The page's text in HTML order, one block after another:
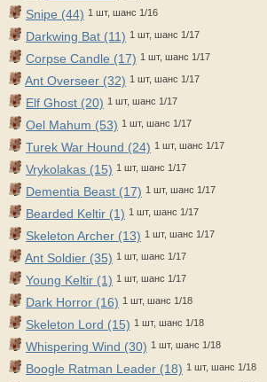
Snipe (44) 1 шт, шанс 1/16
Darkwing Bat (11) 1 шт, шанс 1/17
Corpse Candle (17) 1 шт, шанс 1/17
Ant Overseer (32) 1 шт, шанс 1/17
Elf Ghost (20) 1 шт, шанс 1/17
Oel Mahum (53) 1 шт, шанс 1/17
Turek War Hound (24) 1 шт, шанс 1/17
Vrykolakas (15) 1 шт, шанс 1/17
Dementia Beast (17) 1 шт, шанс 1/17
Bearded Keltir (1) 1 шт, шанс 1/17
Skeleton Archer (13) 1 шт, шанс 1/17
Ant Soldier (35) 1 шт, шанс 1/17
Young Keltir (1) 1 шт, шанс 1/17
Dark Horror (16) 1 шт, шанс 1/18
Skeleton Lord (15) 1 шт, шанс 1/18
Whispering Wind (30) 1 шт, шанс 1/18
Boogle Ratman Leader (18) 1 шт, шанс 1/18